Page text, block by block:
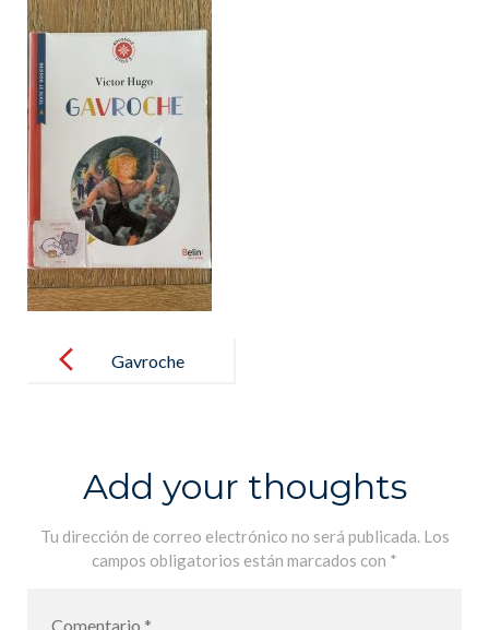
navigation
Gavroche
Add your thoughts
Tu dirección de correo electrónico no será publicada. Los
campos obligatorios están marcados con *